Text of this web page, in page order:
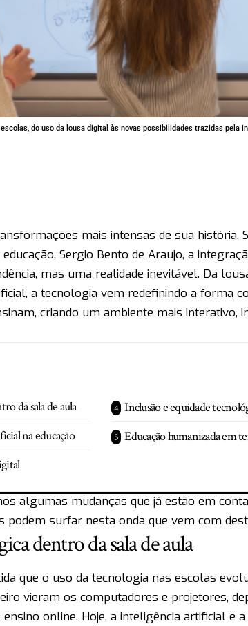
do uso da lousa digital às novas possibilidades trazidas pela
mais intensas de sua história.
Sergio Bento de Araujo, a
mas uma realidade inevitável. Da
a tecnologia vem redefinindo a forma
criando um ambiente mais interativo,
da sala de aula
na educação
Inclusão e equidade
Educação humanizada em
algumas mudanças que já estão em
surfar nesta onda que vem com
dentro da sala de aula
que o uso da tecnologia nas escolas
vieram os computadores e projetores,
online. Hoje, a inteligência artificial e a